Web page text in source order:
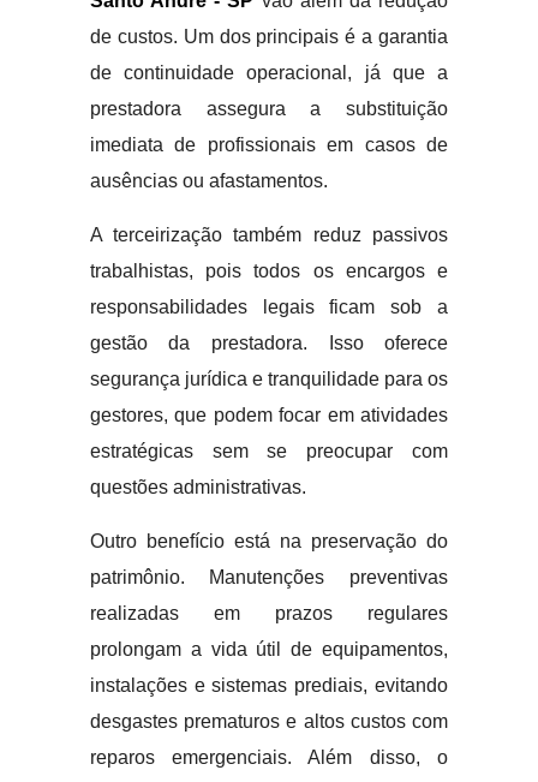
de custos. Um dos principais é a garantia
de continuidade operacional, já que a
prestadora assegura a substituição
imediata de profissionais em casos de
ausências ou afastamentos.
A terceirização também reduz passivos
trabalhistas, pois todos os encargos e
responsabilidades legais ficam sob a
gestão da prestadora. Isso oferece
segurança jurídica e tranquilidade para os
gestores, que podem focar em atividades
estratégicas sem se preocupar com
questões administrativas.
Outro benefício está na preservação do
patrimônio. Manutenções preventivas
realizadas em prazos regulares
prolongam a vida útil de equipamentos,
instalações e sistemas prediais, evitando
desgastes prematuros e altos custos com
reparos emergenciais. Além disso, o